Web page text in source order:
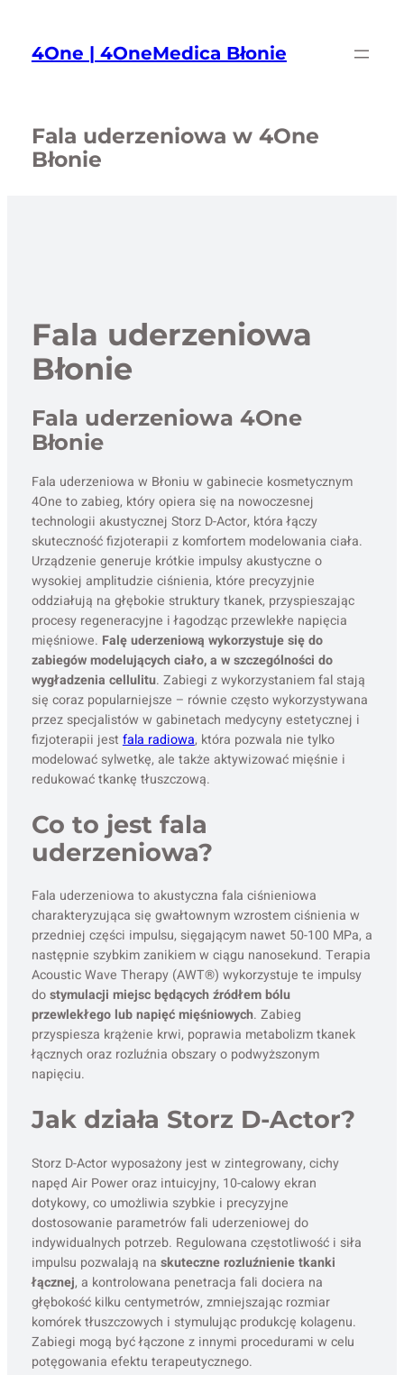
treści4One | 4OneMedica Błonie
Fala uderzeniowa w 4One
Błonie
Fala uderzeniowa
Błonie
Fala uderzeniowa 4One
Błonie
Fala uderzeniowa w Błoniu w gabinecie kosmetycznym
4One to zabieg, który opiera się na nowoczesnej
technologii akustycznej Storz D-Actor, która łączy
skuteczność fizjoterapii z komfortem modelowania ciała.
Urządzenie generuje krótkie impulsy akustyczne o
wysokiej amplitudzie ciśnienia, które precyzyjnie
oddziałują na głębokie struktury tkanek, przyspieszając
procesy regeneracyjne i łagodząc przewlekłe napięcia
mięśniowe. Falę uderzeniową wykorzystuje się do
zabiegów modelujących ciało, a w szczególności do
wygładzenia cellulitu. Zabiegi z wykorzystaniem fal stają
się coraz popularniejsze – równie często wykorzystywana
przez specjalistów w gabinetach medycyny estetycznej i
fizjoterapii jestfala radiowa, która pozwala nie tylko
modelować sylwetkę, ale także aktywizować mięśnie i
redukować tkankę tłuszczową.
Co to jest fala
uderzeniowa?
Fala uderzeniowa to akustyczna fala ciśnieniowa
charakteryzująca się gwałtownym wzrostem ciśnienia w
przedniej części impulsu, sięgającym nawet 50-100 MPa, a
następnie szybkim zanikiem w ciągu nanosekund. Terapia
Acoustic Wave Therapy (AWT®) wykorzystuje te impulsy
dostymulacji miejsc będących źródłem bólu
przewlekłego lub napięć mięśniowych. Zabieg
przyspiesza krążenie krwi, poprawia metabolizm tkanek
łącznych oraz rozluźnia obszary o podwyższonym
napięciu.
Jak działa Storz D-Actor?
Storz D-Actor wyposażony jest w zintegrowany, cichy
napęd Air Power oraz intuicyjny, 10-calowy ekran
dotykowy, co umożliwia szybkie i precyzyjne
dostosowanie parametrów fali uderzeniowej do
indywidualnych potrzeb. Regulowana częstotliwość i siła
impulsu pozwalają na skuteczne rozluźnienie tkanki
łącznej, a kontrolowana penetracja fali dociera na
głębokość kilku centymetrów, zmniejszając rozmiar
komórek tłuszczowych i stymulując produkcję kolagenu.
Zabiegi mogą być łączone z innymi procedurami w celu
potęgowania efektu terapeutycznego.